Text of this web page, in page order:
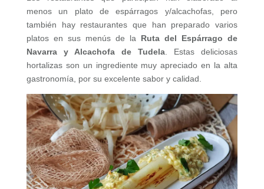
menos un plato de espárragos y/alcachofas, pero
también hay restaurantes que han preparado varios
platos en sus menús de la Ruta del Espárrago de
Navarra y Alcachofa de Tudela . Estas deliciosas
hortalizas son un ingrediente muy apreciado en la alta
gastronomía, por su excelente sabor y calidad.